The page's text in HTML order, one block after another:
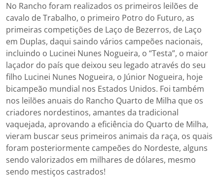
No Rancho foram realizados os primeiros leilões de
cavalo de Trabalho, o primeiro Potro do Futuro, as
primeiras competições de Laço de Bezerros, de Laço
em Duplas, daqui saindo vários campeões nacionais,
incluindo o Lucinei Nunes Nogueira, o “Testa”, o maior
laçador do país que deixou seu legado através do seu
filho Lucinei Nunes Nogueira, o Júnior Nogueira, hoje
bicampeão mundial nos Estados Unidos. Foi também
nos leilões anuais do Rancho Quarto de Milha que os
criadores nordestinos, amantes da tradicional
vaquejada, aprovando a eficiência do Quarto de Milha,
vieram buscar seus primeiros animais da raça, os quais
foram posteriormente campeões do Nordeste, alguns
sendo valorizados em milhares de dólares, mesmo
sendo mestiços castrados!